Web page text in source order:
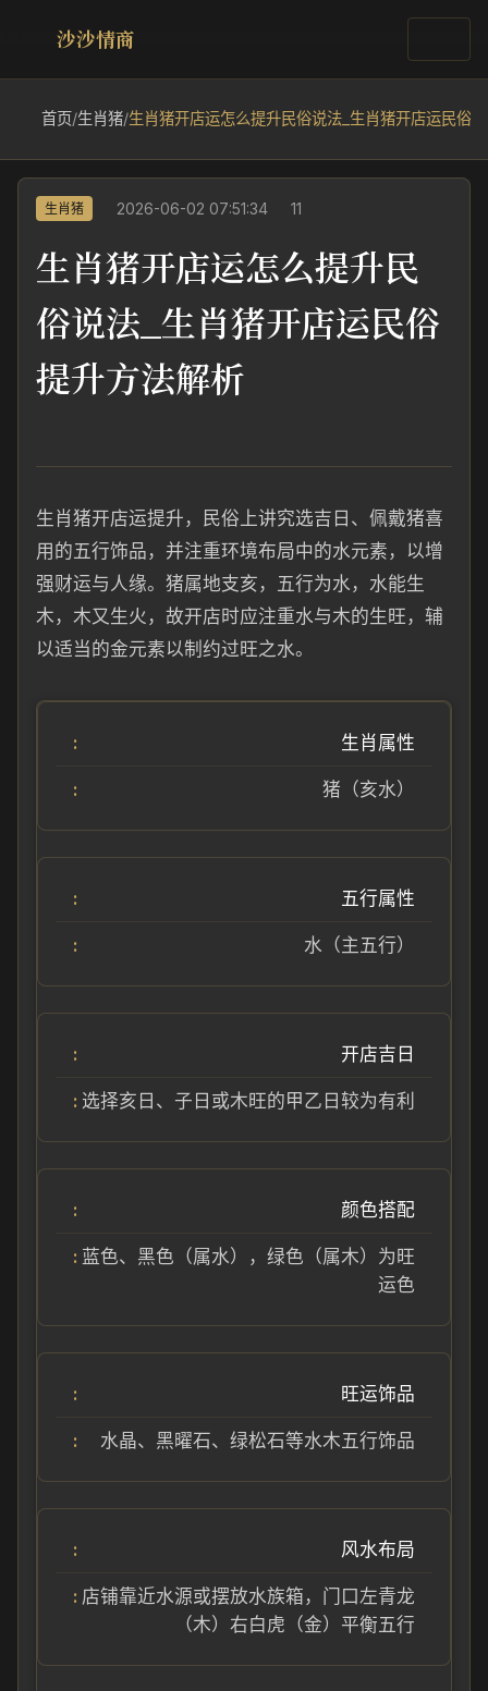
沙沙情商
首页/生肖猪/生肖猪开店运怎么提升民俗说法_生肖猪开店运民俗
生肖猪 2026-06-02 07:51:34 11
生肖猪开店运怎么提升民
俗说法_生肖猪开店运民俗
提升方法解析
生肖猪开店运提升，民俗上讲究选吉日、佩戴猪喜
用的五行饰品，并注重环境布局中的水元素，以增
强财运与人缘。猪属地支亥，五行为水，水能生
木，木又生火，故开店时应注重水与木的生旺，辅
以适当的金元素以制约过旺之水。
生肖属性
猪（亥水）
五行属性
水（主五行）
开店吉日
选择亥日、子日或木旺的甲乙日较为有利
颜色搭配
蓝色、黑色（属水），绿色（属木）为旺
运色
旺运饰品
水晶、黑曜石、绿松石等水木五行饰品
风水布局
店铺靠近水源或摆放水族箱，门口左青龙
（木）右白虎（金）平衡五行